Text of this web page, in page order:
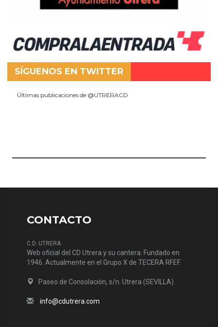
SÍGUENOS EN TWITTER
Últimas publicaciones de @UTRERACD
CONTACTO
C.D. UTRERA
Web oficial del CD Utrera y su cantera. Fundado en
1946. Actualmente en el Grupo X de TECERA RFEF.
Paseo de Consolación, s/n. Utrera (SEVILLA)
info@cdutrera.com